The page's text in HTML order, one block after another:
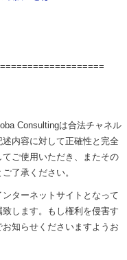
Consultingは合法チャネル
内容に対して正確性と完全
ご使用いただき、またその
了承ください。
ターネットサイトとなって
します。もし権利を侵害す
知らせくださいますようお